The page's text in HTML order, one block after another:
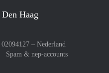
Haag
– Nederland
Spam & nep-accounts